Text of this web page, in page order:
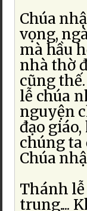
Chúa
vọng,
mà hầu
nhà thờ
cũng
lễ chúa
nguyện
đạo
chúng
Chúa
Thánh
trung....